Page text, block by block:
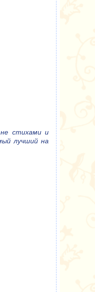
стихами и
лучший на